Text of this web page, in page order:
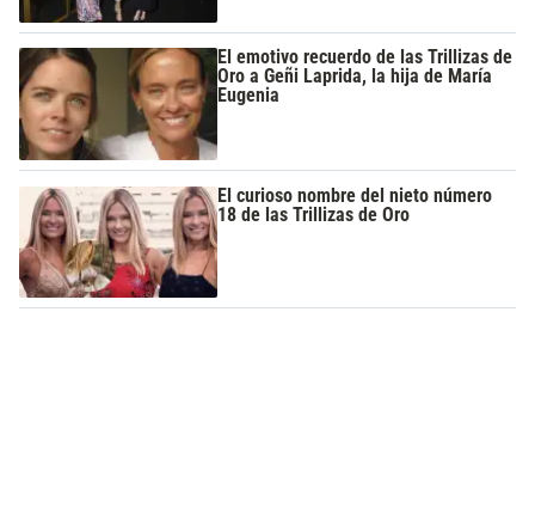
El emotivo recuerdo de las Trillizas de
Oro a Geñi Laprida, la hija de María
Eugenia
El curioso nombre del nieto número
18 de las Trillizas de Oro